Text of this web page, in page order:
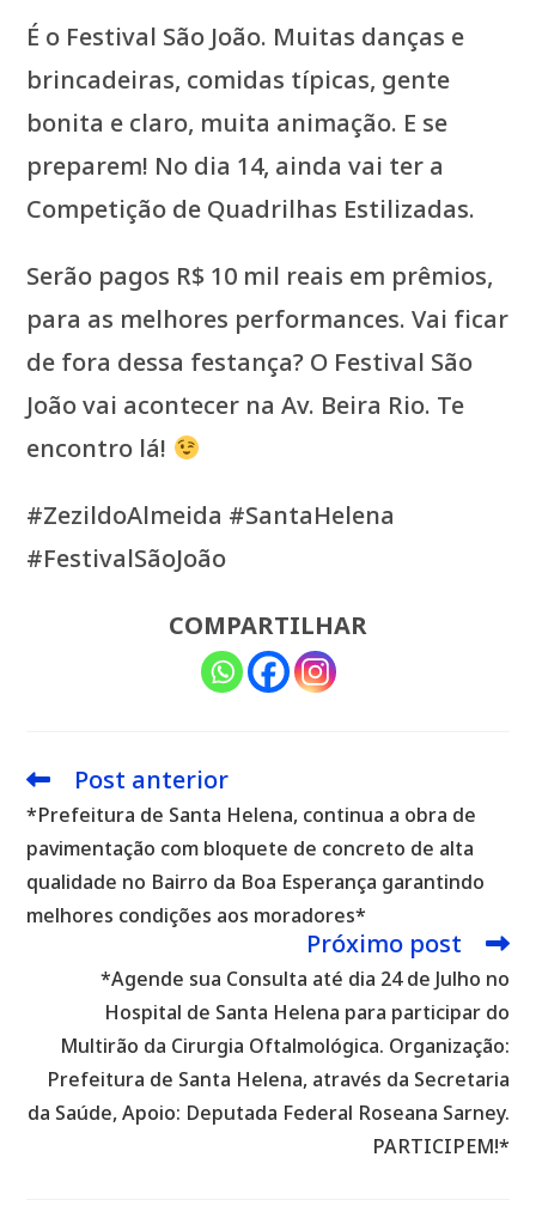
É o Festival São João. Muitas danças e
brincadeiras, comidas típicas, gente
bonita e claro, muita animação. E se
preparem! No dia 14, ainda vai ter a
Competição de Quadrilhas Estilizadas.
Serão pagos R$ 10 mil reais em prêmios,
para as melhores performances. Vai ficar
de fora dessa festança? O Festival São
João vai acontecer na Av. Beira Rio. Te
encontro lá!
#ZezildoAlmeida #SantaHelena
#FestivalSãoJoão
COMPARTILHAR
Leia
artigos
Post anterior
*Prefeitura de Santa Helena, continua a obra de
pavimentação com bloquete de concreto de alta
qualidade no Bairro da Boa Esperança garantindo
melhores condições aos moradores*
Próximo post
*Agende sua Consulta até dia 24 de Julho no
Hospital de Santa Helena para participar do
Multirão da Cirurgia Oftalmológica. Organização:
Prefeitura de Santa Helena, através da Secretaria
da Saúde, Apoio: Deputada Federal Roseana Sarney.
PARTICIPEM!*